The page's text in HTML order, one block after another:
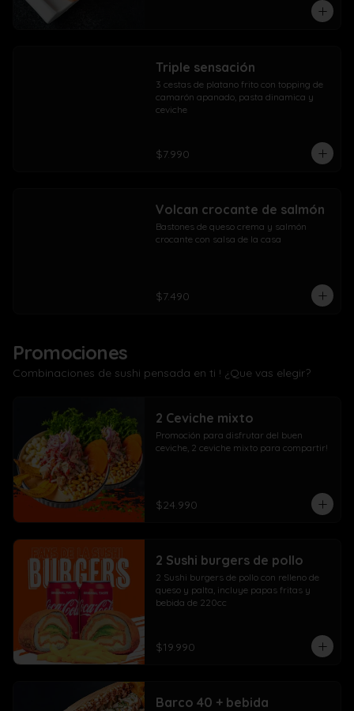
Triple sensación
3 cestas de platano frito con topping de
camarón apanado, pasta dinamica y
ceviche
$7.990
Volcan crocante de salmón
Bastones de queso crema y salmón
crocante con salsa de la casa
$7.490
Promociones
Combinaciones de sushi pensada en ti ! ¿Que vas elegir?
2 Ceviche mixto
Promoción para disfrutar del buen
ceviche, 2 ceviche mixto para compartir!
$24.990
2 Sushi burgers de pollo
2 Sushi burgers de pollo con relleno de
queso y palta, incluye papas fritas y
bebida de 220cc
$19.990
Barco 40 + bebida